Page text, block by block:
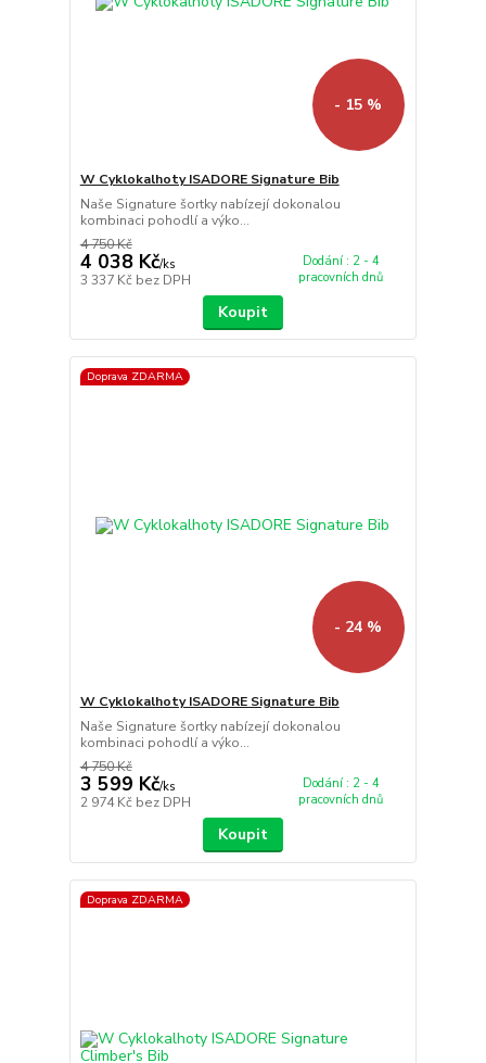
- 15 %
W Cyklokalhoty ISADORE Signature Bib
Naše Signature šortky nabízejí dokonalou
kombinaci pohodlí a výko...
4 750 Kč
4 038 Kč/ks
3 337 Kč bez DPH
Dodání : 2 - 4
pracovních dnů
Koupit
Doprava ZDARMA
- 24 %
W Cyklokalhoty ISADORE Signature Bib
Naše Signature šortky nabízejí dokonalou
kombinaci pohodlí a výko...
4 750 Kč
3 599 Kč/ks
2 974 Kč bez DPH
Dodání : 2 - 4
pracovních dnů
Koupit
Doprava ZDARMA